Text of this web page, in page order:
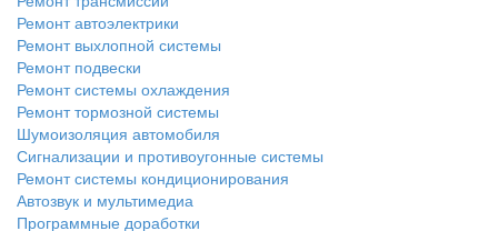
Ремонт автоэлектрики
Ремонт выхлопной системы
Ремонт подвески
Ремонт системы охлаждения
Ремонт тормозной системы
Шумоизоляция автомобиля
Сигнализации и противоугонные системы
Ремонт системы кондиционирования
Автозвук и мультимедиа
Программные доработки